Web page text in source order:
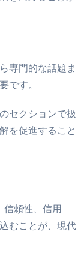
専門的な話題ま
です。
セクションで扱
を促進すること
信頼性、信用
むことが、現代